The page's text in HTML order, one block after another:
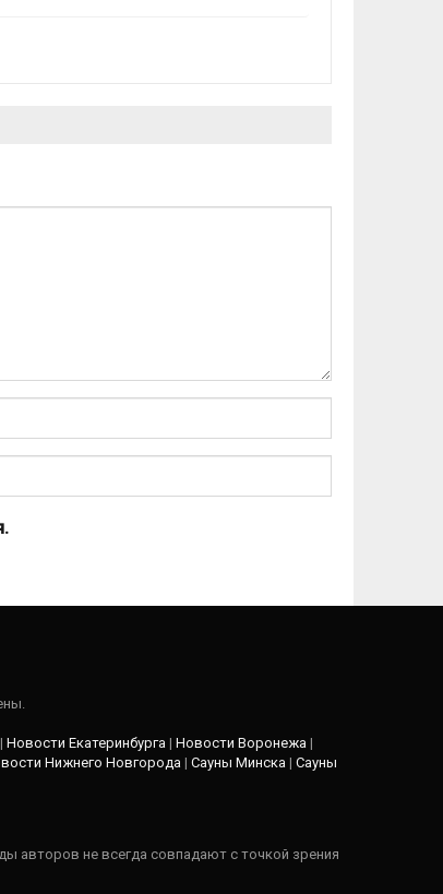
| Новости Екатеринбурга | Новости Воронежа |
Нижнего Новгорода | Сауны Минска | Сауны
авторов не всегда совпадают с точкой зрения